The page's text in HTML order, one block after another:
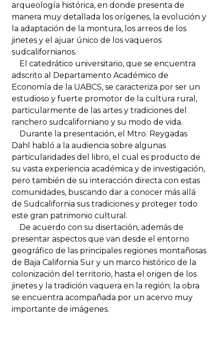
arqueología histórica, en donde presenta de
manera muy detallada los orígenes, la evolución y
la adaptación de la montura, los arreos de los
jinetes y el ajuar único de los vaqueros
sudcalifornianos.
El catedrático universitario, que se encuentra
adscrito al Departamento Académico de
Economía de la UABCS, se caracteriza por ser un
estudioso y fuerte promotor de la cultura rural,
particularmente de las artes y tradiciones del
ranchero sudcaliforniano y su modo de vida.
Durante la presentación, el Mtro. Reygadas
Dahl habló a la audiencia sobre algunas
particularidades del libro, el cual es producto de
su vasta experiencia académica y de investigación,
pero también de su interacción directa con estas
comunidades, buscando dar a conocer más allá
de Sudcalifornia sus tradiciones y proteger todo
este gran patrimonio cultural.
De acuerdo con su disertación, además de
presentar aspectos que van desde el entorno
geográfico de las principales regiones montañosas
de Baja California Sur y un marco histórico de la
colonización del territorio, hasta el origen de los
jinetes y la tradición vaquera en la región; la obra
se encuentra acompañada por un acervo muy
importante de imágenes.